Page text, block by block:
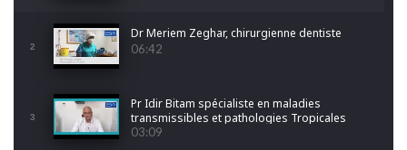
2
Dr Meriem Zeghar, chirurgienne dentiste
06:42
3
Pr Idir Bitam spécialiste en maladies
transmissibles et pathologies Tropicales
Emergentes
03:09